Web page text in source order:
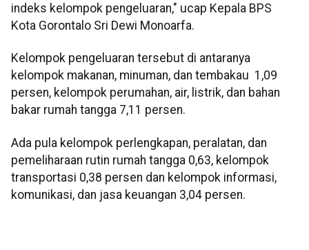
indeks kelompok pengeluaran," ucap Kepala BPS
Kota Gorontalo Sri Dewi Monoarfa.
Kelompok pengeluaran tersebut di antaranya
kelompok makanan, minuman, dan tembakau 1,09
persen, kelompok perumahan, air, listrik, dan bahan
bakar rumah tangga 7,11 persen.
Ada pula kelompok perlengkapan, peralatan, dan
pemeliharaan rutin rumah tangga 0,63, kelompok
transportasi 0,38 persen dan kelompok informasi,
komunikasi, dan jasa keuangan 3,04 persen.